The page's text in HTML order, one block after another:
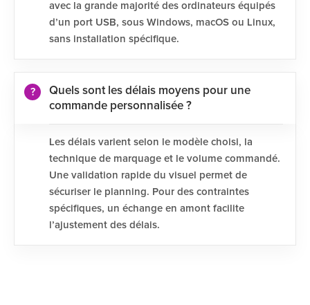
avec la grande majorité des ordinateurs équipés
d’un port USB, sous Windows, macOS ou Linux,
sans installation spécifique.
Quels sont les délais moyens pour une
commande personnalisée ?
Les délais varient selon le modèle choisi, la
technique de marquage et le volume commandé.
Une validation rapide du visuel permet de
sécuriser le planning. Pour des contraintes
spécifiques, un échange en amont facilite
l’ajustement des délais.